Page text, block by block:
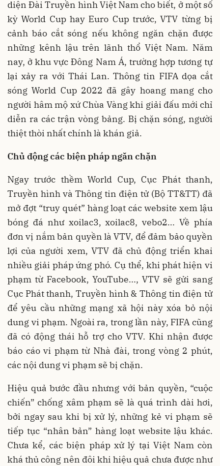
diện Đài Truyền hình Việt Nam cho biết, ở một số
kỳ World Cup hay Euro Cup trước, VTV từng bị
cảnh báo cắt sóng nếu không ngăn chặn được
những kênh lậu trên lãnh thổ Việt Nam. Năm
nay, ở khu vực Đông Nam Á, trường hợp tương tự
lại xảy ra với Thái Lan. Thông tin FIFA dọa cắt
sóng World Cup 2022 đã gây hoang mang cho
người hâm mộ xứ Chùa Vàng khi giải đấu mới chỉ
diễn ra các trận vòng bảng. Bị chặn sóng, người
thiệt thòi nhất chính là khán giả.
Chủ động các biện pháp ngăn chặn
Ngay trước thềm World Cup, Cục Phát thanh,
Truyền hình và Thông tin điện tử (Bộ TT&TT) đã
mở đợt “truy quét” hàng loạt các website xem lậu
bóng đá như xoilac3, xoilac8, vebo2... Về phía
đơn vị nắm bản quyền là VTV, để đảm bảo quyền
lợi của người xem, VTV đã chủ động triển khai
nhiều giải pháp ứng phó. Cụ thể, khi phát hiện vi
phạm từ Facebook, YouTube..., VTV sẽ gửi sang
Cục Phát thanh, Truyền hình & Thông tin điện tử
để yêu cầu những mạng xã hội này xóa bỏ nội
dung vi phạm. Ngoài ra, trong lần này, FIFA cũng
đã có động thái hỗ trợ cho VTV. Khi nhận được
báo cáo vi phạm từ Nhà đài, trong vòng 2 phút,
các nội dung vi phạm sẽ bị chặn.
Hiệu quả bước đầu nhưng với bản quyền, “cuộc
chiến” chống xâm phạm sẽ là quá trình dài hơi,
bởi ngay sau khi bị xử lý, những kẻ vi phạm sẽ
tiếp tục “nhân bản” hàng loạt website lậu khác.
Chưa kể, các biện pháp xử lý tại Việt Nam còn
khá thủ công nên đôi khi hiệu quả chưa được như